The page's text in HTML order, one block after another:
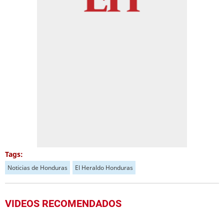
Tags:
Noticias de Honduras El Heraldo Honduras
VIDEOS RECOMENDADOS